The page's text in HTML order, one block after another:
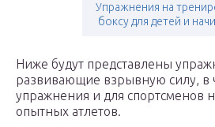
Упражнения на
боксу для детей и
Ниже будут представлены
развивающие взрывную силу, в
упражнения и для спортсменов
опытных атлетов.